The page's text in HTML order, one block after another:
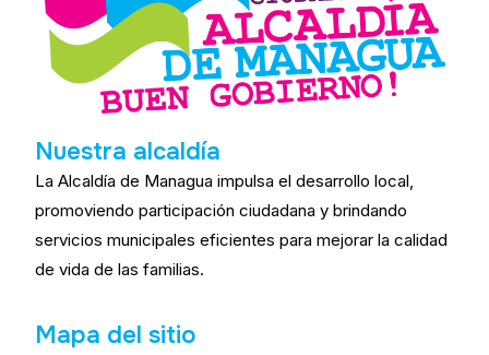
Nuestra alcaldía
La Alcaldía de Managua impulsa el desarrollo local,
promoviendo participación ciudadana y brindando
servicios municipales eficientes para mejorar la calidad
de vida de las familias.
Mapa del sitio